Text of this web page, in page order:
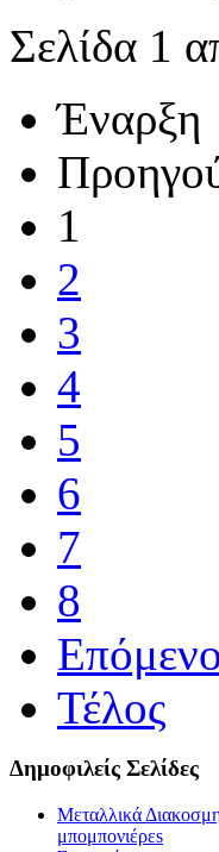
Σελίδα 1
Έναρξη
1
2
3
4
5
6
7
8
Επόμενο
Τέλος
Δημοφιλείς Σελίδες
Μεταλλικά
μπομπονιέρεs